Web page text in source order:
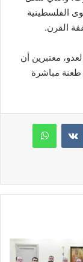
الفلسطينية
القرن.
معتبرين أن
طعنة مباشرة